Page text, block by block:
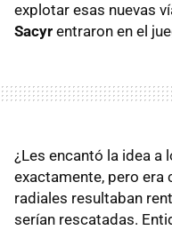
explotar esas nuevas
Sacyr entraron en el
¿Les encantó la idea a
exactamente, pero era
radiales resultaban
serían rescatadas.